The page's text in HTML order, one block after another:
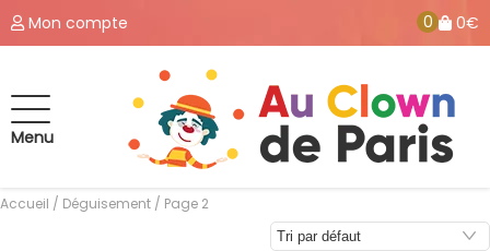
Mon compte 0 0€
Menu
Accueil / Déguisement / Page 2